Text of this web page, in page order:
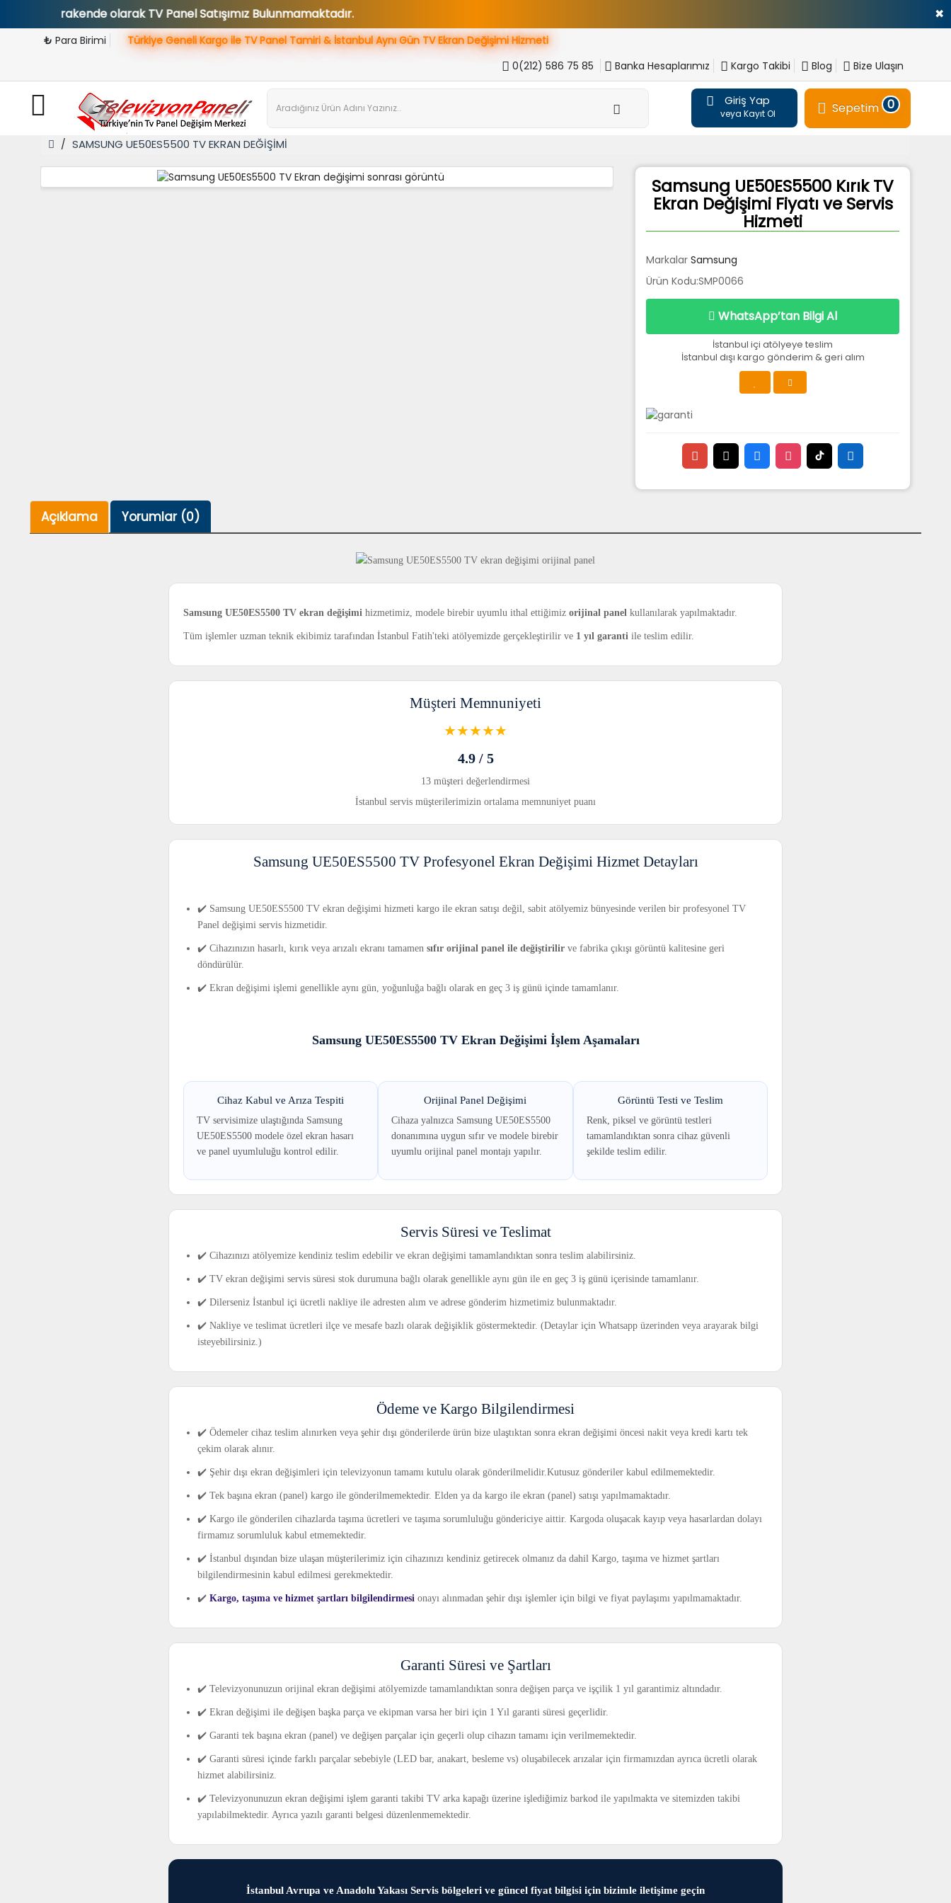
olarak TV Panel Satışımız Bulunmamaktadır. ✖
₺ Para Birimi Türkiye Geneli Kargo ile TV Panel Tamiri & İstanbul Aynı GünTV Ekran Değişimi Hizmeti
0(212) 586 75 85
Banka Hesaplarımız Kargo Takibi Blog Bize Ulaşın
Giriş Yap
veya Kayıt Ol Sepetim 0
SAMSUNG UE50ES5500 TV EKRAN DEĞİŞİMİ
Samsung UE50ES5500 Kırık TV
Ekran Değişimi Fiyatı ve Servis
Hizmeti
Markalar Samsung
Ürün Kodu:SMP0066
WhatsApp’tan Bilgi Al
İstanbul içi atölyeye teslim
İstanbul dışı kargo gönderim & geri alım
Açıklama Yorumlar (0)
Samsung UE50ES5500 TV ekran değişimi hizmetimiz, modele birebir uyumlu ithal ettiğimiz orijinal panel kullanılarak yapılmaktadır.
Tüm işlemler uzman teknik ekibimiz tarafından İstanbul Fatih'teki atölyemizde gerçekleştirilir ve 1 yıl garanti ile teslim edilir.
Müşteri Memnuniyeti
★★★★★
4.9 / 5
13 müşteri değerlendirmesi
İstanbul servis müşterilerimizin ortalama memnuniyet puanı
Samsung UE50ES5500 TV Profesyonel Ekran Değişimi Hizmet Detayları
✔️ Samsung UE50ES5500 TV ekran değişimi hizmeti kargo ile ekran satışı değil, sabit atölyemiz bünyesinde verilen bir profesyonel TV
Panel değişimi servis hizmetidir.
✔️ Cihazınızın hasarlı, kırık veya arızalı ekranı tamamen sıfır orijinal panel ile değiştirilir ve fabrika çıkışı görüntü kalitesine geri
döndürülür.
✔️ Ekran değişimi işlemi genellikle aynı gün, yoğunluğa bağlı olarak en geç 3 iş günü içinde tamamlanır.
Samsung UE50ES5500 TV Ekran Değişimi İşlem Aşamaları
Cihaz Kabul ve Arıza Tespiti
TV servisimize ulaştığında Samsung
UE50ES5500 modele özel ekran hasarı
ve panel uyumluluğu kontrol edilir.
Orijinal Panel Değişimi
Cihaza yalnızca Samsung UE50ES5500
donanımına uygun sıfır ve modele birebir
uyumlu orijinal panel montajı yapılır.
Görüntü Testi ve Teslim
Renk, piksel ve görüntü testleri
tamamlandıktan sonra cihaz güvenli
şekilde teslim edilir.
Servis Süresi ve Teslimat
✔️ Cihazınızı atölyemize kendiniz teslim edebilir ve ekran değişimi tamamlandıktan sonra teslim alabilirsiniz.
✔️ TV ekran değişimi servis süresi stok durumuna bağlı olarak genellikle aynı gün ile en geç 3 iş günü içerisinde tamamlanır.
✔️ Dilerseniz İstanbul içi ücretli nakliye ile adresten alım ve adrese gönderim hizmetimiz bulunmaktadır.
✔️ Nakliye ve teslimat ücretleri ilçe ve mesafe bazlı olarak değişiklik göstermektedir. (Detaylar için Whatsapp üzerinden veya arayarak bilgi
isteyebilirsiniz.)
Ödeme ve Kargo Bilgilendirmesi
✔️ Ödemeler cihaz teslim alınırken veya şehir dışı gönderilerde ürün bize ulaştıktan sonra ekran değişimi öncesi nakit veya kredi kartı tek
çekim olarak alınır.
✔️ Şehir dışı ekran değişimleri için televizyonun tamamı kutulu olarak gönderilmelidir.Kutusuz gönderiler kabul edilmemektedir.
✔️ Tek başına ekran (panel) kargo ile gönderilmemektedir. Elden ya da kargo ile ekran (panel) satışı yapılmamaktadır.
✔️ Kargo ile gönderilen cihazlarda taşıma ücretleri ve taşıma sorumluluğu göndericiye aittir. Kargoda oluşacak kayıp veya hasarlardan dolayı
firmamız sorumluluk kabul etmemektedir.
✔️ İstanbul dışından bize ulaşan müşterilerimiz için cihazınızı kendiniz getirecek olmanız da dahil Kargo, taşıma ve hizmet şartları
bilgilendirmesinin kabul edilmesi gerekmektedir.
✔️ Kargo, taşıma ve hizmet şartları bilgilendirmesi onayı alınmadan şehir dışı işlemler için bilgi ve fiyat paylaşımı yapılmamaktadır.
Garanti Süresi ve Şartları
✔️ Televizyonunuzun orijinal ekran değişimi atölyemizde tamamlandıktan sonra değişen parça ve işçilik 1 yıl garantimiz altındadır.
✔️ Ekran değişimi ile değişen başka parça ve ekipman varsa her biri için 1 Yıl garanti süresi geçerlidir.
✔️ Garanti tek başına ekran (panel) ve değişen parçalar için geçerli olup cihazın tamamı için verilmemektedir.
✔️ Garanti süresi içinde farklı parçalar sebebiyle (LED bar, anakart, besleme vs) oluşabilecek arızalar için firmamızdan ayrıca ücretli olarak
hizmet alabilirsiniz.
✔️ Televizyonunuzun ekran değişimi işlem garanti takibi TV arka kapağı üzerine işlediğimiz barkod ile yapılmakta ve sitemizden takibi
yapılabilmektedir. Ayrıca yazılı garanti belgesi düzenlenmemektedir.
İstanbul Avrupa ve Anadolu Yakası Servis bölgeleri ve güncel fiyat bilgisi için bizimle iletişime geçin